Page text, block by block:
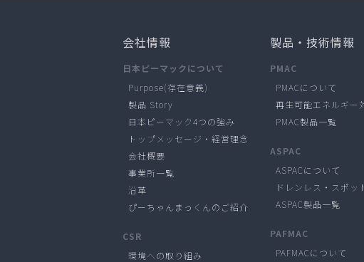
会社情報
日本ピーマックについて
Purpose(存在意義)
製品 Story
日本ピーマック4つの強み
トップメッセージ・経営理念
会社概要
事業所一覧
沿革
ぴーちゃんまっくんのご紹介
CSR
環境への取り組み
製品・技術情報
PMAC
PMACについて
再生可能エネルギー
PMAC製品一覧
ASPAC
ASPACについて
ドレンレス・スポッ
ASPAC製品一覧
PAFMAC
PAFMACについて